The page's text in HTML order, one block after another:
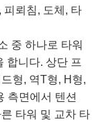
피뢰침, 도체, 타
중 하나로 타워
합니다. 상단 프
형, 역T형, H형,
측면에서 텐션
타워 및 교차 타